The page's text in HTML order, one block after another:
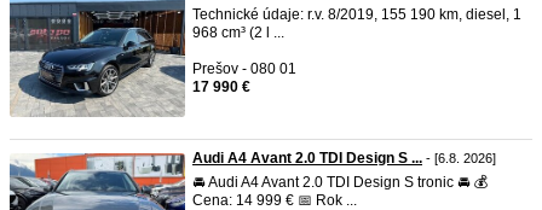
Technické údaje: r.v. 8/2019, 155 190 km, diesel, 1
968 cm³ (2 l ...
Prešov - 080 01
17 990 €
Audi A4 Avant 2.0 TDI Design S ... - [6.8. 2026]
🚘 Audi A4 Avant 2.0 TDI Design S tronic 🚘 💰
Cena: 14 999 € 📅 Rok ...